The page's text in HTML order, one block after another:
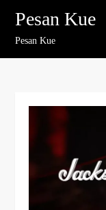
content
Pesan Kue
Pesan Kue